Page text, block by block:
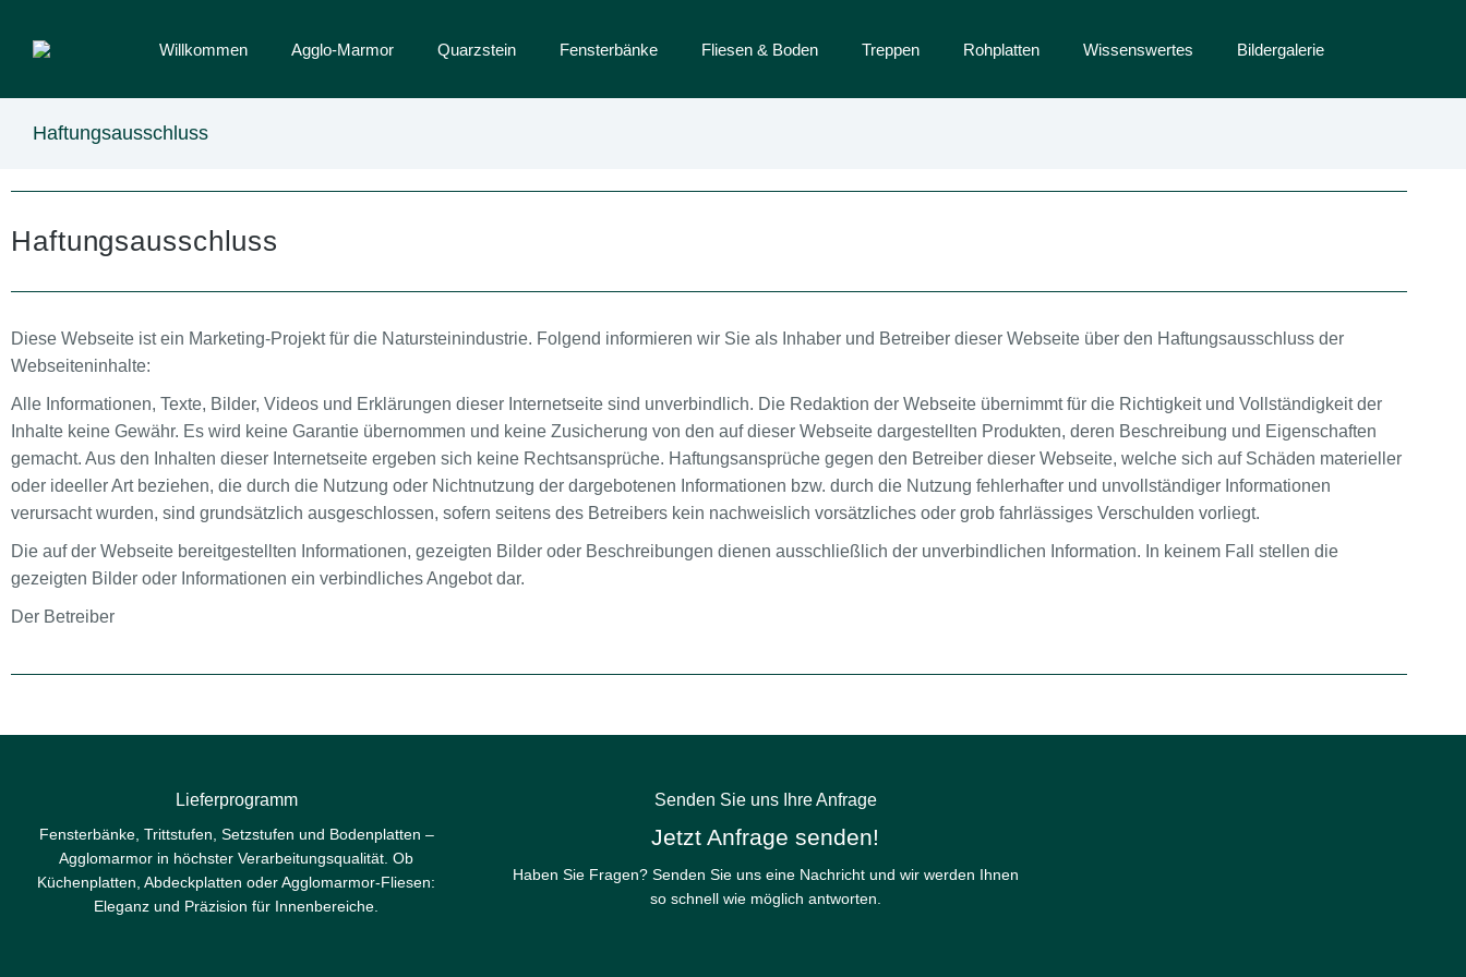
Willkommen Agglo-Marmor Quarzstein Fensterbänke Fliesen & Boden Treppen Rohplatten Wissenswertes Bildergalerie
Haftungsausschluss
Haftungsausschluss
Diese Webseite ist ein Marketing-Projekt für die Natursteinindustrie. Folgend informieren wir Sie als Inhaber und Betreiber dieser Webseite über den Haftungsausschluss der
Webseiteninhalte:
Alle Informationen, Texte, Bilder, Videos und Erklärungen dieser Internetseite sind unverbindlich. Die Redaktion der Webseite übernimmt für die Richtigkeit und Vollständigkeit der
Inhalte keine Gewähr. Es wird keine Garantie übernommen und keine Zusicherung von den auf dieser Webseite dargestellten Produkten, deren Beschreibung und Eigenschaften
gemacht. Aus den Inhalten dieser Internetseite ergeben sich keine Rechtsansprüche. Haftungsansprüche gegen den Betreiber dieser Webseite, welche sich auf Schäden materieller
oder ideeller Art beziehen, die durch die Nutzung oder Nichtnutzung der dargebotenen Informationen bzw. durch die Nutzung fehlerhafter und unvollständiger Informationen
verursacht wurden, sind grundsätzlich ausgeschlossen, sofern seitens des Betreibers kein nachweislich vorsätzliches oder grob fahrlässiges Verschulden vorliegt.
Die auf der Webseite bereitgestellten Informationen, gezeigten Bilder oder Beschreibungen dienen ausschließlich der unverbindlichen Information. In keinem Fall stellen die
gezeigten Bilder oder Informationen ein verbindliches Angebot dar.
Der Betreiber
Lieferprogramm
Fensterbänke, Trittstufen, Setzstufen und Bodenplatten –
Agglomarmor in höchster Verarbeitungsqualität. Ob
Küchenplatten, Abdeckplatten oder Agglomarmor-Fliesen:
Eleganz und Präzision für Innenbereiche.
Senden Sie uns Ihre Anfrage
Jetzt Anfrage senden!
Haben Sie Fragen? Senden Sie uns eine Nachricht und wir werden Ihnen
so schnell wie möglich antworten.